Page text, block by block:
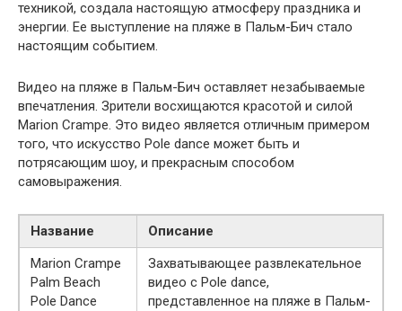
техникой, создала настоящую атмосферу праздника и
энергии. Ее выступление на пляже в Пальм-Бич стало
настоящим событием.
Видео на пляже в Пальм-Бич оставляет незабываемые
впечатления. Зрители восхищаются красотой и силой
Marion Crampe. Это видео является отличным примером
того, что искусство Pole dance может быть и
потрясающим шоу, и прекрасным способом
самовыражения.
Название
Описание
Marion Crampe
Palm Beach
Pole Dance
Захватывающее развлекательное
видео с Pole dance,
представленное на пляже в Пальм-